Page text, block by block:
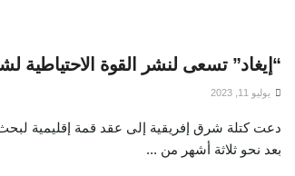
“إيغاد” تسعى لنشر القوة الاحتياطية
يوليو 11, 2023
دعت كتلة شرق إفريقية إلى عقد قمة إقليمية
بعد نحو ثلاثة أشهر من ...